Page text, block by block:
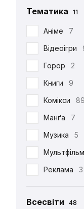
Iron Studios
Jason
Medicom
Mezco
1
Mictoys
Mighty Jaxx
NECA
12
One Toys
Play Arts
Pop Toys
1
Present
S.H.Figuarts
Тематика 11
Аніме
7
Відеоігри
Горор
2
Книги
9
Комікси
89
Манґа
7
Музика
5
Реклама
3
Серіали
Фільми
125
Всесвіти 48